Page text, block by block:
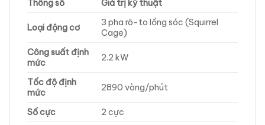
Thông số Giá trị kỹ thuật
Loại động cơ
3 pha rô-to lồng sóc (Squirrel
Cage)
Công suất định
mức
2.2 kW
Tốc độ định
mức
2890 vòng/phút
Số cực
2 cực